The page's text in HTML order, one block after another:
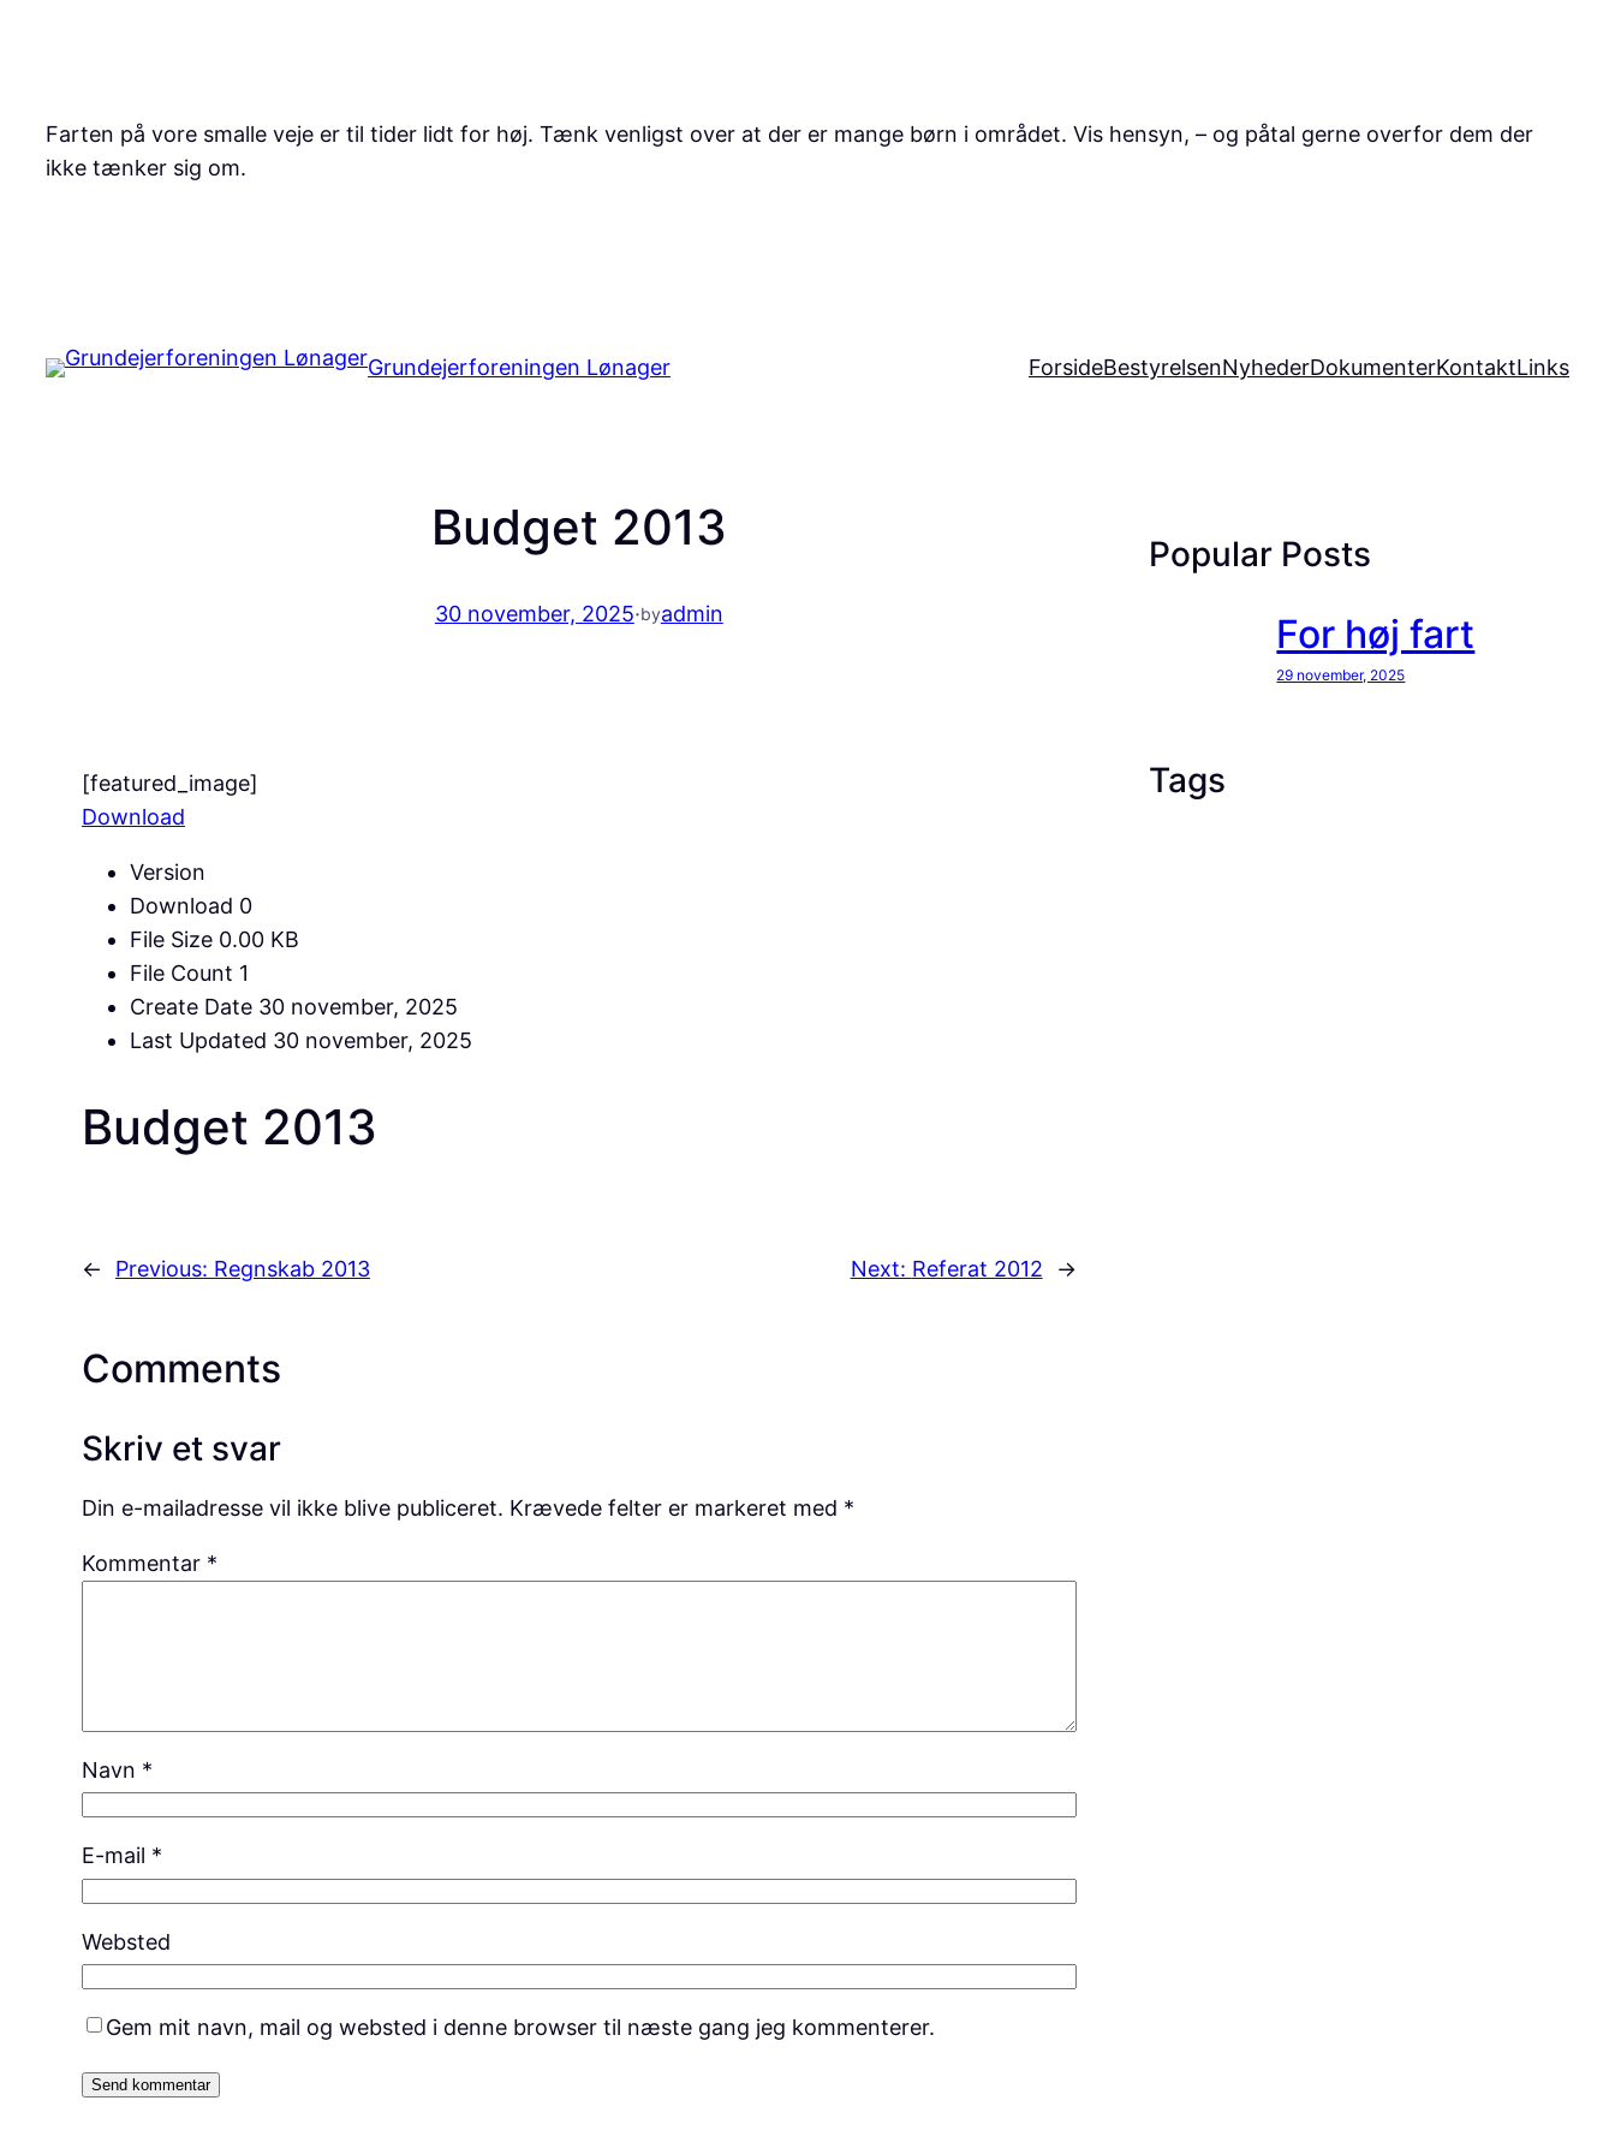
Farten på vore smalle veje er til tider lidt for høj. Tænk venligst over at der er mange børn i området. Vis hensyn, – og påtal gerne overfor dem der
ikke tænker sig om.
Grundejerforeningen Lønager ForsideBestyrelsenNyhederDokumenterKontaktLinks
Budget 2013
30 november, 2025·byadmin
[featured_image]
Download
Version
Download 0
File Size 0.00 KB
File Count 1
Create Date 30 november, 2025
Last Updated 30 november, 2025
Budget 2013
← Previous: Regnskab 2013 Next: Referat 2012 →
Comments
Skriv et svar
Din e-mailadresse vil ikke blive publiceret. Krævede felter er markeret med *
Kommentar *
Navn *
E-mail *
Websted
Gem mit navn, mail og websted i denne browser til næste gang jeg kommenterer.
Popular Posts
For høj fart
29 november, 2025
Tags